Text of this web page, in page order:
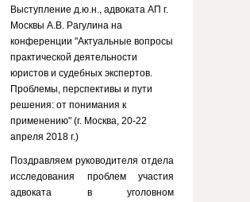
Выступление д.ю.н., адвоката АП г.
Москвы А.В. Рагулина на
конференции "Актуальные вопросы
практической деятельности
юристов и судебных экспертов.
Проблемы, перспективы и пути
решения: от понимания к
применению" (г. Москва, 20-22
апреля 2018 г.)
Поздравляем руководителя отдела
исследования проблем участия
адвоката в уголовном